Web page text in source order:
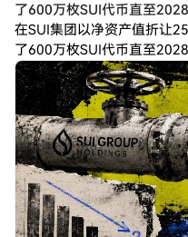
了600万枚SUI代币直至2028
在SUI集团以净资产值折让
了600万枚SUI代币直至
Bluefin Markets借出600万
议